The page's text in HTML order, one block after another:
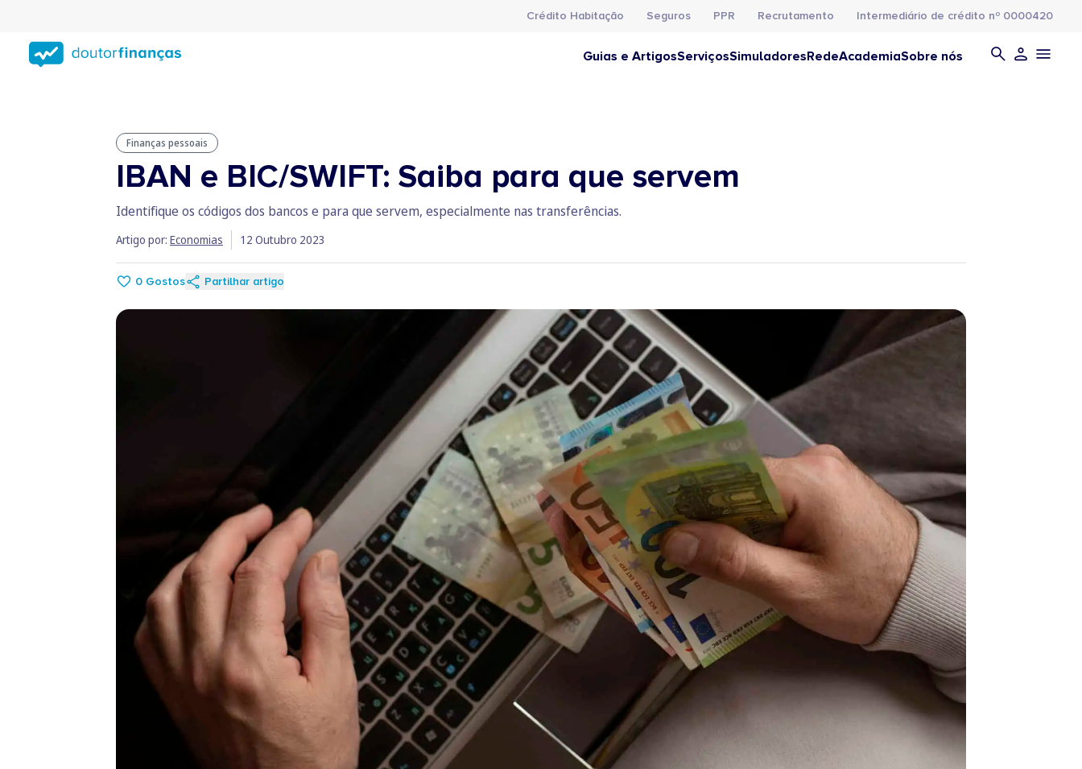
conteúdo
principal
Crédito Habitação Seguros PPR Recrutamento Intermediário de crédito nº 0000420
Guias e ArtigosServiçosSimuladoresRedeAcademiaSobre nós
Finanças pessoais
IBAN e BIC/SWIFT: Saiba para que servem
Identifique os códigos dos bancos e para que servem, especialmente nas transferências.
Artigo por: Economias 12 Outubro 2023
0 Gostos Partilhar artigo